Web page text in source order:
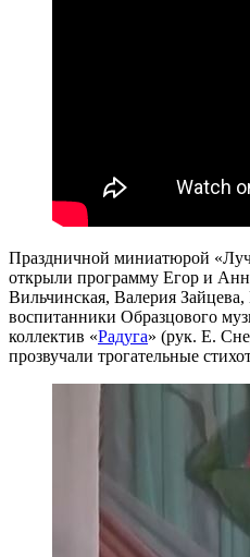
Праздничной миниатюрой
открыли программу Егор и
Вильчинская, Валерия
воспитанники Образцового
коллектив «Радуга» (рук. Е.
прозвучали трогательные